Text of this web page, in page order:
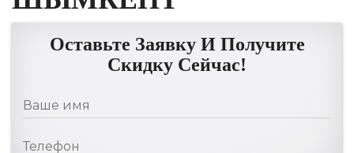
Оставьте Заявку И Получите
Скидку Сейчас!